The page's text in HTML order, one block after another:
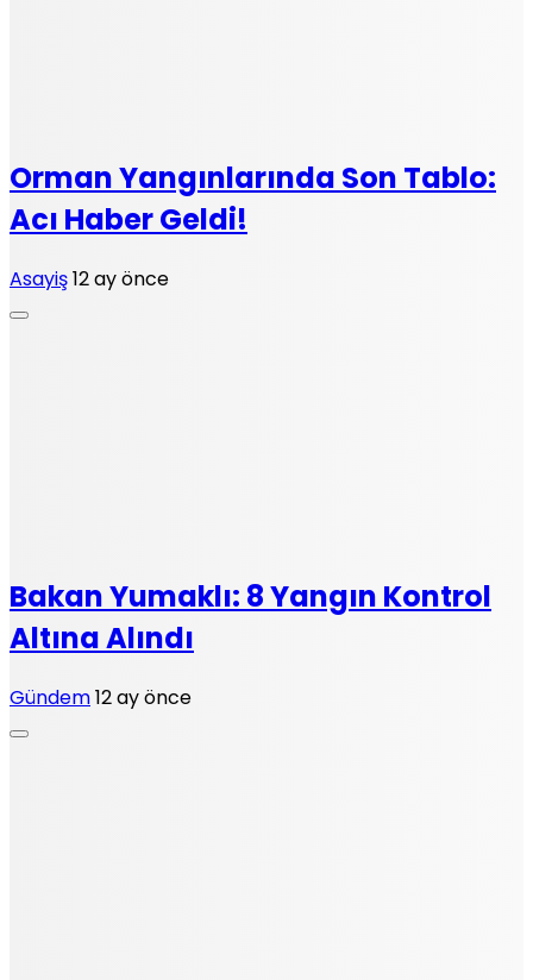
Orman Yangınlarında Son Tablo:
Acı Haber Geldi!
Asayiş12 ay önce
Bakan Yumaklı: 8 Yangın Kontrol
Altına Alındı
Gündem12 ay önce